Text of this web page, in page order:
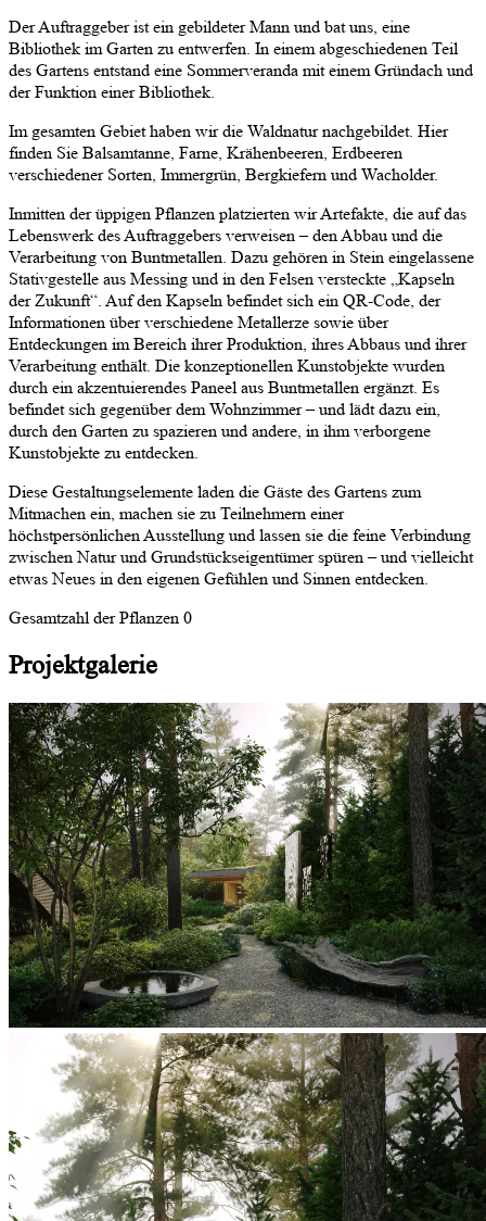
Der Auftraggeber ist ein gebildeter Mann und bat uns, eine
Bibliothek im Garten zu entwerfen. In einem abgeschiedenen Teil
des Gartens entstand eine Sommerveranda mit einem Gründach und
der Funktion einer Bibliothek.
Im gesamten Gebiet haben wir die Waldnatur nachgebildet. Hier
finden Sie Balsamtanne, Farne, Krähenbeeren, Erdbeeren
verschiedener Sorten, Immergrün, Bergkiefern und Wacholder.
Inmitten der üppigen Pflanzen platzierten wir Artefakte, die auf das
Lebenswerk des Auftraggebers verweisen – den Abbau und die
Verarbeitung von Buntmetallen. Dazu gehören in Stein eingelassene
Stativgestelle aus Messing und in den Felsen versteckte „Kapseln
der Zukunft“. Auf den Kapseln befindet sich ein QR-Code, der
Informationen über verschiedene Metallerze sowie über
Entdeckungen im Bereich ihrer Produktion, ihres Abbaus und ihrer
Verarbeitung enthält. Die konzeptionellen Kunstobjekte wurden
durch ein akzentuierendes Paneel aus Buntmetallen ergänzt. Es
befindet sich gegenüber dem Wohnzimmer – und lädt dazu ein,
durch den Garten zu spazieren und andere, in ihm verborgene
Kunstobjekte zu entdecken.
Diese Gestaltungselemente laden die Gäste des Gartens zum
Mitmachen ein, machen sie zu Teilnehmern einer
höchstpersönlichen Ausstellung und lassen sie die feine Verbindung
zwischen Natur und Grundstückseigentümer spüren – und vielleicht
etwas Neues in den eigenen Gefühlen und Sinnen entdecken.
Gesamtzahl der Pflanzen 0
Projektgalerie